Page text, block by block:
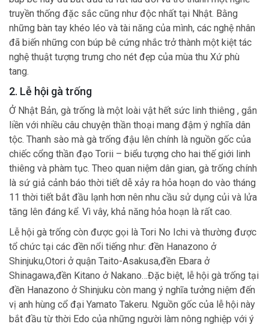
truyền thống đặc sắc cũng như độc nhất tại Nhật. Bằng
những bàn tay khéo léo và tài năng của mình, các nghệ nhân
đã biến những con búp bê cứng nhắc trở thành một kiệt tác
nghệ thuật tượng trưng cho nét đẹp của mùa thu Xứ phù
tang.
2. Lễ hội gà trống
Ở Nhật Bản, gà trống là một loài vật hết sức linh thiêng , gắn
liền với nhiều câu chuyện thần thoại mang đậm ý nghĩa dân
tộc. Thanh sào mà gà trống đậu lên chính là nguồn gốc của
chiếc cổng thần đạo Torii – biểu tượng cho hai thế giới linh
thiêng và phàm tục. Theo quan niệm dân gian, gà trống chính
là sứ giả cảnh báo thời tiết dễ xảy ra hỏa hoạn do vào tháng
11 thời tiết bắt đầu lạnh hơn nên nhu cầu sử dụng củi và lửa
tăng lên đáng kể. Vì vây, khả năng hỏa hoạn là rất cao.
Lễ hội gà trống còn được gọi là Tori No Ichi và thường được
tổ chức tại các đền nổi tiếng như: đền Hanazono ở
Shinjuku,Otori ở quận Taito-Asakusa,đền Ebara ở
Shinagawa,đền Kitano ở Nakano…Đặc biệt, lễ hội gà trống tại
đền Hanazono ở Shinjuku còn mang ý nghĩa tưởng niệm đến
vị anh hùng cổ đại Yamato Takeru. Nguồn gốc của lễ hội này
bắt đầu từ thời Edo của những người làm nông nghiệp với ý